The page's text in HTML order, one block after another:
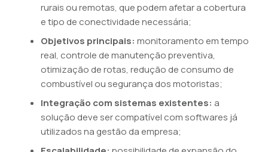
rurais ou remotas, que podem afetar a cobertura
e tipo de conectividade necessária;
Objetivos principais: monitoramento em tempo
real, controle de manutenção preventiva,
otimização de rotas, redução de consumo de
combustível ou segurança dos motoristas;
Integração com sistemas existentes: a
solução deve ser compatível com softwares já
utilizados na gestão da empresa;